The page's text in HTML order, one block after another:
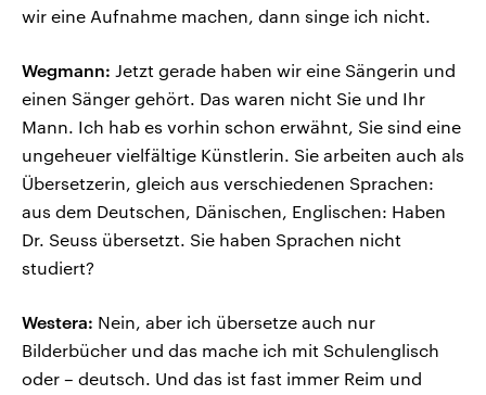
wir eine Aufnahme machen, dann singe ich nicht.
Wegmann: Jetzt gerade haben wir eine Sängerin und
einen Sänger gehört. Das waren nicht Sie und Ihr
Mann. Ich hab es vorhin schon erwähnt, Sie sind eine
ungeheuer vielfältige Künstlerin. Sie arbeiten auch als
Übersetzerin, gleich aus verschiedenen Sprachen:
aus dem Deutschen, Dänischen, Englischen: Haben
Dr. Seuss übersetzt. Sie haben Sprachen nicht
studiert?
Westera: Nein, aber ich übersetze auch nur
Bilderbücher und das mache ich mit Schulenglisch
oder – deutsch. Und das ist fast immer Reim und